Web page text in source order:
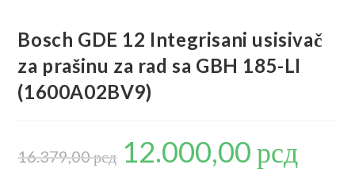
Bosch GDE 12 Integrisani usisivač
za prašinu za rad sa GBH 185-LI
(1600A02BV9)
16.379,00рсд
Originalna
cena
je
12.000,00рсдje: